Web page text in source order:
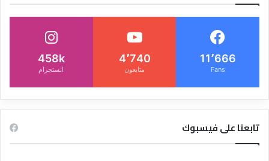
11٬666
Fans
4٬740
متابعون
458k
انستجرام
تابعنا على فيسبوك